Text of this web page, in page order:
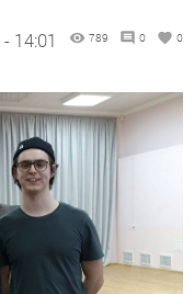
14:01 789 0 0